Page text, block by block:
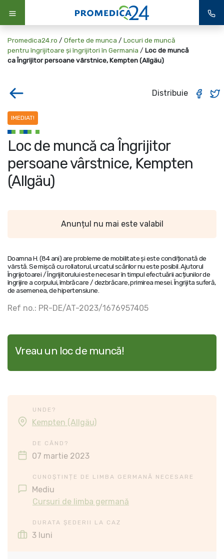
Promedica24.ro / Oferte de munca / Locuri de muncă
pentru îngrijitoare și îngrijitori în Germania / Loc de muncă
ca Îngrijitor persoane vârstnice, Kempten (Allgäu)
Distribuie
IMEDIAT!
Loc de muncă ca Îngrijitor
persoane vârstnice, Kempten
(Allgäu)
Anunțul nu mai este valabil
Doamna H. (84 ani) are probleme de mobilitate și este condiționată de
vârstă. Se mișcă cu rollatorul, urcatul scărilor nu este posibil. Ajutorul
Îngrijotoarei / Îngrijitorului este necesar în timpul efectuării acțiunilor de
îngrijire a corpului, îmbrăcare / dezbrăcare, primirea mesei. Îngrijita suferă,
de asemenea, de hipertensiune.
Ref no.: PR-DE/AT-2023/1676957405
Vreau un loc de muncă!
UNDE?
Kempten (Allgäu)
DE CÂND?
07 martie 2023
CUNOȘTINȚE DE LIMBA GERMANĂ NECESARE
Mediu
Cursuri de limba germană
DURATA ȘEDERII LA CAZ
3 luni